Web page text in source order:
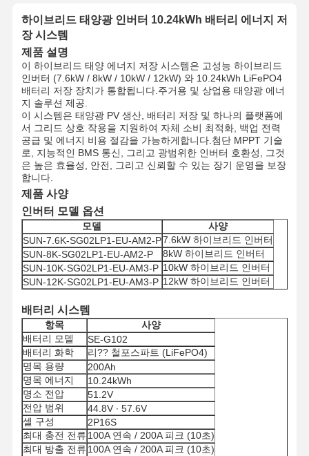
하이브리드 태양광 인버터 10.24kWh 배터리 에너지 저
장 시스템
제품 설명
이 하이브리드 태양 에너지 저장 시스템은 고성능 하이브리드
인버터 (7.6kW / 8kW / 10kW / 12kW) 와 10.24kWh LiFePO4
배터리 저장 장치가 통합됩니다.주거용 및 상업용 태양광 에너
지 솔루션 제공.
이 시스템은 태양광 PV 생산, 배터리 저장 및 하나의 플랫폼에
서 그리드 상호 작용을 지원하여 자체 소비 최적화, 백업 전력
공급 및 에너지 비용 절감을 가능하게합니다.첨단 MPPT 기술
로, 지능적인 BMS 통신, 그리고 광범위한 인버터 호환성, 그것
은 높은 효율성, 안전, 그리고 신뢰할 수 있는 장기 운영을 보장
합니다.
제품 사양
인버터 모델 옵션
모델
사양
SUN-7.6K-SG02LP1-EU-AM2-P7.6kW 하이브리드 인버터
SUN-8K-SG02LP1-EU-AM2-P
8kW 하이브리드 인버터
SUN-10K-SG02LP1-EU-AM3-P 10kW 하이브리드 인버터
SUN-12K-SG02LP1-EU-AM3-P 12kW 하이브리드 인버터
배터리 시스템
항목
사양
배터리 모델
SE-G102
배터리 화학
리?? 철포스파트 (LiFePO4)
명목 용량
200Ah
명목 에너지
10.24kWh
명소 전압
51.2V
전압 범위
44.8V ∙ 57.6V
셀 구성
2P16S
최대 충전 전류 100A 연속 / 200A 피크 (10초)
최대 방출 전류 100A 연속 / 200A 피크 (10초)